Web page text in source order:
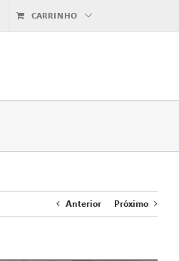
CARRINHO
Anterior Próximo